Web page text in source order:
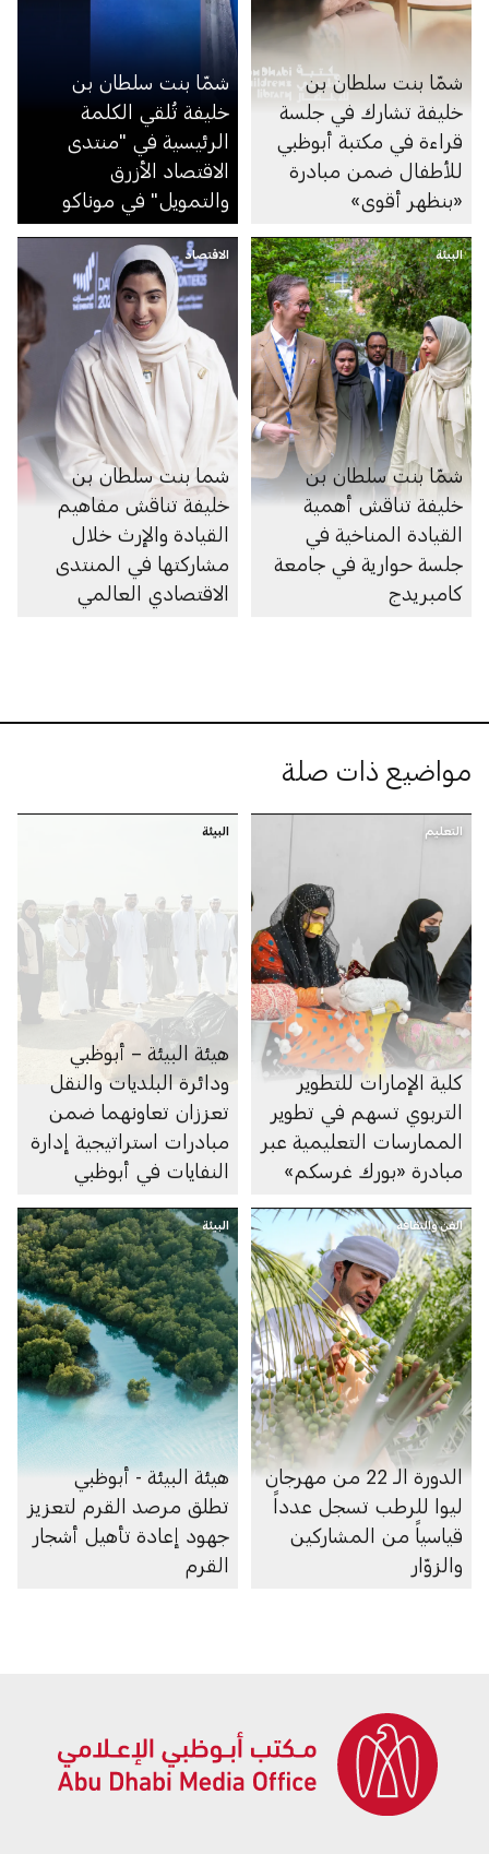
شمّا بنت سلطان بن
خليفة تشارك في جلسة
قراءة في مكتبة أبوظبي
للأطفال ضمن مبادرة
«بنظهر أقوى»
شمّا بنت سلطان بن
خليفة تُلقي الكلمة
الرئيسية في "منتدى
الاقتصاد الأزرق
والتمويل" في موناكو
البيئة
شمّا بنت سلطان بن
خليفة تناقش أهمية
القيادة المناخية في
جلسة حوارية في جامعة
كامبريدج
الاقتصاد
شما بنت سلطان بن
خليفة تناقش مفاهيم
القيادة والإرث خلال
مشاركتها في المنتدى
الاقتصادي العالمي
مواضيع ذات صلة
التعليم
كلية الإمارات للتطوير
التربوي تسهم في تطوير
الممارسات التعليمية عبر
مبادرة «بورك غرسكم»
البيئة
هيئة البيئة – أبوظبي
ودائرة البلديات والنقل
تعززان تعاونهما ضمن
مبادرات استراتيجية إدارة
النفايات في أبوظبي
الفن والثقافة
الدورة الـ 22 من مهرجان
ليوا للرطب تسجل عدداً
قياسياً من المشاركين
والزوّار
البيئة
هيئة البيئة - أبوظبي
تطلق مرصد القرم لتعزيز
جهود إعادة تأهيل أشجار
القرم